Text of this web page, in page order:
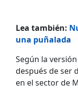
Lea también:
una puñalada
Según la
después de ser
en el sector de